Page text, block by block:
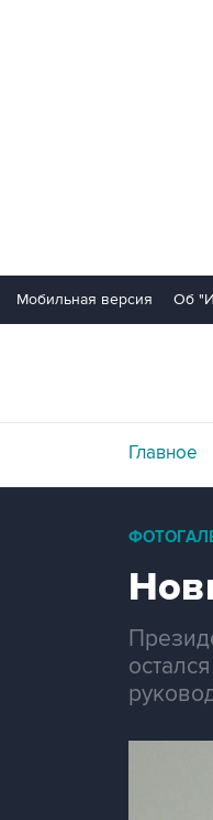
Мобильная версия Об
Главное